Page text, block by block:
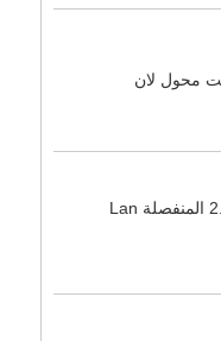
2.5GBase-T المنفصلة Lan